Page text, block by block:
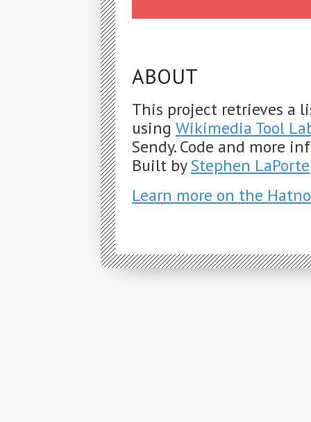
ABOUT
This project retrieves a
using Wikimedia Tool
Sendy. Code and more
Built byStephen LaPorte
Learn more on the